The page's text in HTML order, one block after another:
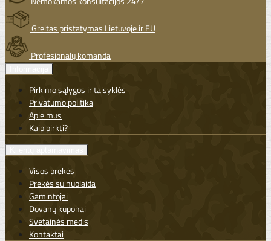
Greitas pristatymas Lietuvoje ir EU
Profesionalų komanda
Pirkimo sąlygos ir taisyklės
Privatumo politika
Apie mus
Kaip pirkti?
Visos prekės
Prekės su nuolaida
Gamintojai
Dovanų kuponai
Svetainės medis
Kontaktai